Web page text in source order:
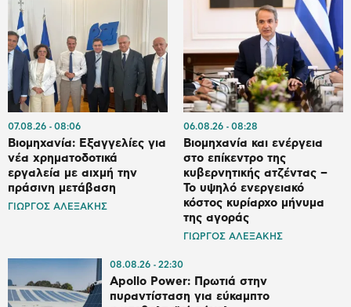
07.08.26 08:06
Βιομηχανία: Εξαγγελίες για
νέα χρηματοδοτικά
εργαλεία με αιχμή την
πράσινη μετάβαση
ΓΙΩΡΓΟΣ ΑΛΕΞΑΚΗΣ
06.08.26 08:28
Βιομηχανία και ενέργεια
στο επίκεντρο της
κυβερνητικής ατζέντας –
Το υψηλό ενεργειακό
κόστος κυρίαρχο μήνυμα
της αγοράς
ΓΙΩΡΓΟΣ ΑΛΕΞΑΚΗΣ
08.08.26 22:30
Apollo Power: Πρωτιά στην
πυραντίσταση για εύκαμπτο